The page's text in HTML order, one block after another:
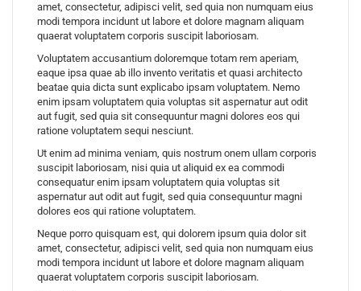
amet, consectetur, adipisci velit, sed quia non numquam eius
modi tempora incidunt ut labore et dolore magnam aliquam
quaerat voluptatem corporis suscipit laboriosam.
Voluptatem accusantium doloremque totam rem aperiam,
eaque ipsa quae ab illo invento veritatis et quasi architecto
beatae quia dicta sunt explicabo ipsam voluptatem. Nemo
enim ipsam voluptatem quia voluptas sit aspernatur aut odit
aut fugit, sed quia sit consequuntur magni dolores eos qui
ratione voluptatem sequi nesciunt.
Ut enim ad minima veniam, quis nostrum onem ullam corporis
suscipit laboriosam, nisi quia ut aliquid ex ea commodi
consequatur enim ipsam voluptatem quia voluptas sit
aspernatur aut odit aut fugit, sed quia consequuntur magni
dolores eos qui ratione voluptatem.
Neque porro quisquam est, qui dolorem ipsum quia dolor sit
amet, consectetur, adipisci velit, sed quia non numquam eius
modi tempora incidunt ut labore et dolore magnam aliquam
quaerat voluptatem corporis suscipit laboriosam.